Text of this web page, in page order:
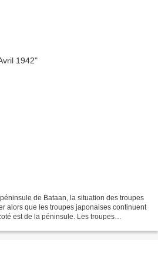
de Bataan, la situation des troupes
alors que les troupes japonaises continuent
est de la péninsule. Les troupes